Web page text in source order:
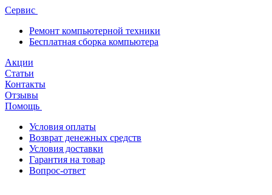
Сервис
Ремонт компьютерной техники
Бесплатная сборка компьютера
Акции
Статьи
Контакты
Отзывы
Помощь
Условия оплаты
Возврат денежных средств
Условия доставки
Гарантия на товар
Вопрос-ответ